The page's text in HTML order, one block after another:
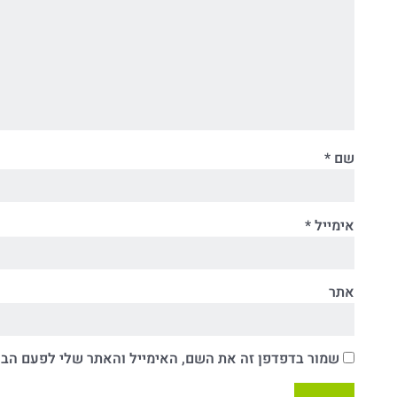
שם *
אימייל*
אתר
שמור בדפדפן זה את השם, האימייל והאתר שלי לפעם